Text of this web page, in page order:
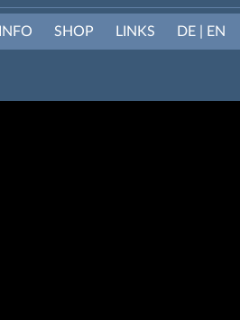
INFO SHOP LINKS DE | EN